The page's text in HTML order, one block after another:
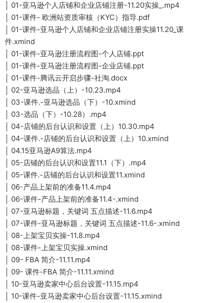
│ 01-亚马逊个人店铺和企业店铺注册-11.20实操_.mp4
│ 01-课件- 欧洲站资质审核（KYC）指导.pdf
│ 01-课件-亚马逊个人店铺和企业店铺注册实操11.20_课
件.xmind
│ 01-课件-亚马逊注册流程图-个人店铺.ppt
│ 01-课件-亚马逊注册流程图-企业店铺.ppt
│ 01-课件-腾讯云开启步骤-社淘.docx
│ 02-亚马逊选品（上）-10.23.mp4
│ 03-课件.-亚马逊选品（下）-10.xmind
│ 03-选品（下）-10.28）.mp4
│ 04-店铺的后台认识和设置（上）10.30.mp4
│ 04-课件.-店铺的后台认识和设置（上）10.xmind
│ 04.15亚马逊A9算法.mp4
│ 05-店铺的后台认识和设置11.1（下）.mp4
│ 05-课件.-店铺的后台认识和设置11.xmind
│ 06-产品上架前的准备11.4.mp4
│ 06-课件-产品上架前的准备11.4-.xmind
│ 07-亚马逊标题，关键词 五点描述-11.6.mp4
│ 07-课件-亚马逊标题，关键词 五点描述-11.6-.xmind
│ 08-上架宝贝实操-11.8.mp4
│ 08-课件-上架宝贝实操.xmind
│ 09- FBA 简介-11.11.mp4
│ 09- 课件-FBA 简介-11.11.xmind
│ 10-亚马逊卖家中心后台设置-11.15.mp4
│ 10-课件-亚马逊卖家中心后台设置-11.15.xmind